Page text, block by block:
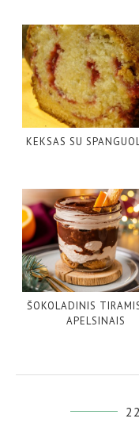
KEKSAS SU
ŠOKOLADINIS
APELSINAIS